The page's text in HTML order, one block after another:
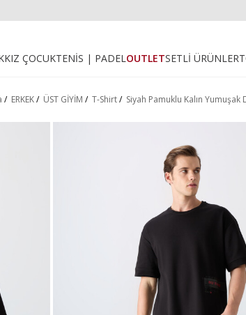
KIZ ÇOCUKTENİS | PADELOUTLETSETLİ ÜRÜNLER
/ ERKEK/ ÜST GİYİM / T-Shirt/ Siyah Pamuklu Kalın Yumuşak